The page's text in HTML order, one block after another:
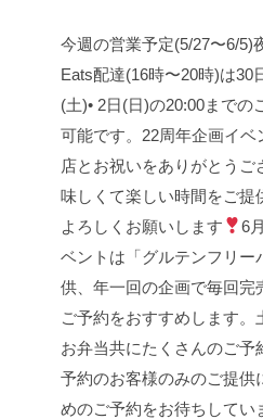
今週の営業予定(5/27〜6/5)
Eats配達(16時〜20時)は30
(土)• 2日(日)の20:00までの
可能です。 22周年企画イ
店とお祝いをありがとうご
味しくて楽しい時間をご提
よろしくお願いします
6
ベントは「グルテンフリー
供、年一回の企画で毎回完
ご予約をおすすめします。
お弁当共にたくさんのご予
予約のお客様のみのご提供
めのご予約をお待ちしてい